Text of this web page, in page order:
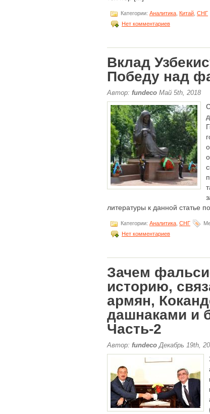
Категории: Аналитика Китай СНГ
Нет комментариев
Вклад
Победу над
Автор: fundeco Май 5th, 2018
литературы к данной статье
Категории: Аналитика СНГ
Нет комментариев
Зачем
историю,
армян,
дашнаками и
Часть-2
Автор: fundeco Декабрь 19th,